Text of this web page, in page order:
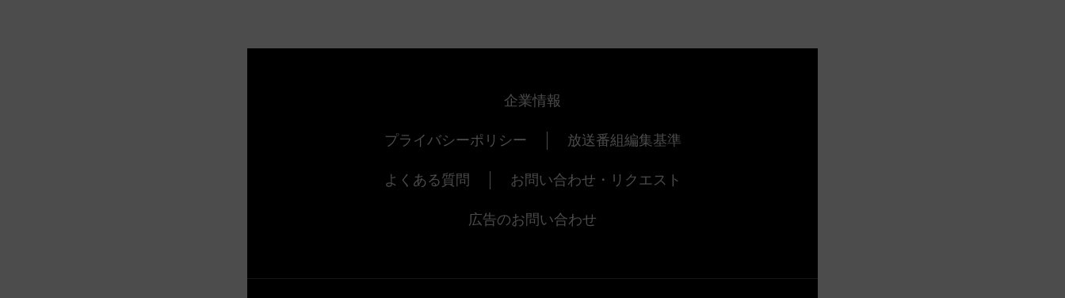
企業情報
プライバシーポリシー 放送番組編集基準
よくある質問 お問い合わせ・リクエスト
広告のお問い合わせ